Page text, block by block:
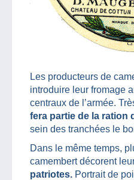
Les producteurs de
introduire leur fromage
centraux de l’armée.
fera partie de la ration
sein des tranchées le
Dans le même temps,
camembert décorent
patriotes. Portrait de